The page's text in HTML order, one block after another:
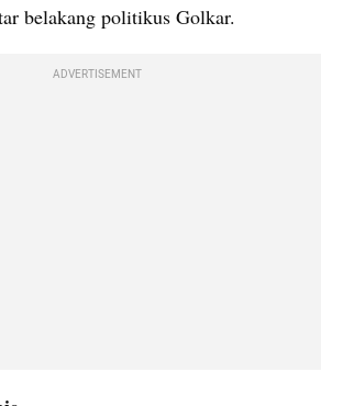
belakang politikus Golkar.
ADVERTISEMENT